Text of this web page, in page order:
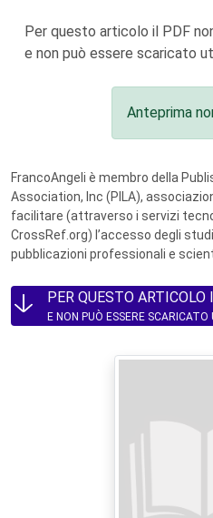
Per questo articolo il PDF
e non può essere scaricato
Anteprima
FrancoAngeli è membro della
Association, Inc (PILA),
facilitare (attraverso i servizi
CrossRef.org) l’accesso degli
pubblicazioni professionali e
PER QUESTO
E NON PUÒ ESSERE